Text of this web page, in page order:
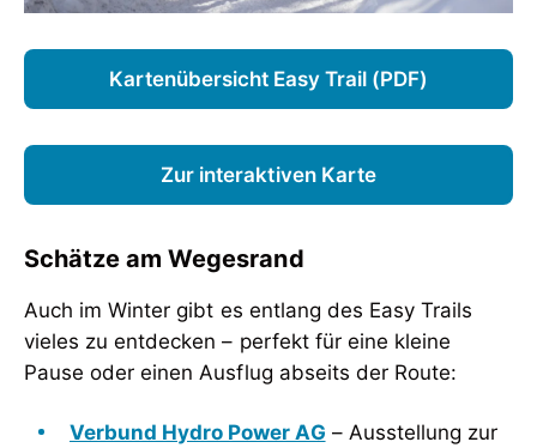
Kartenübersicht Easy Trail (PDF)
Zur interaktiven Karte
Schätze am Wegesrand
Auch im Winter gibt es entlang des Easy Trails
vieles zu entdecken – perfekt für eine kleine
Pause oder einen Ausflug abseits der Route:
Verbund Hydro Power AG – Ausstellung zur